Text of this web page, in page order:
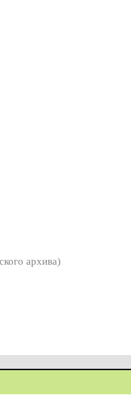
архива)